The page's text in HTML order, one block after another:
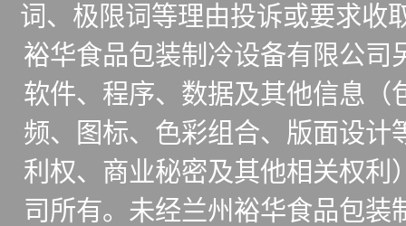
词、极限词等理由投诉或要求收
裕华食品包装制冷设备有限公
软件、程序、数据及其他信息
频、图标、色彩组合、版面设
利权、商业秘密及其他相关权
司所有。未经兰州裕华食品包